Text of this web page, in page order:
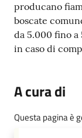
producano
boscate
da 5.000 fino
in caso di
A cura di
Questa pagina è